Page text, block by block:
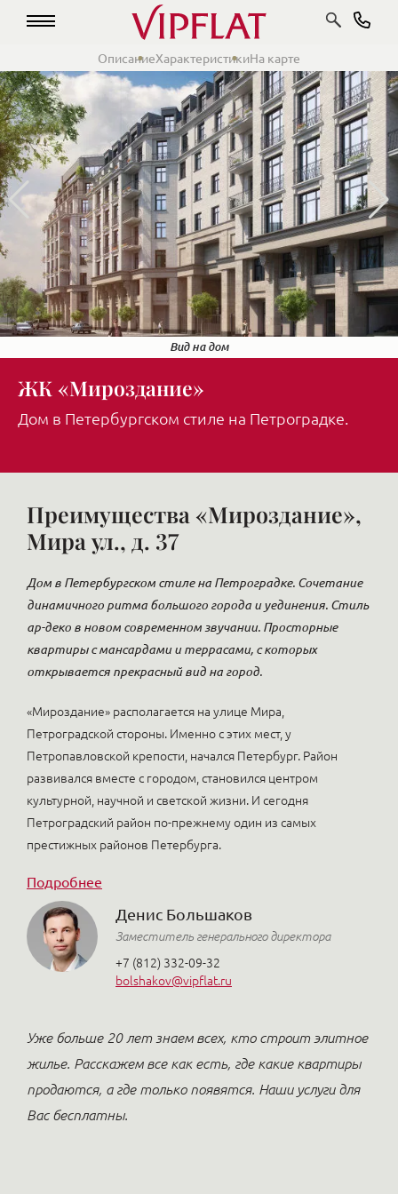
ОписаниеХарактеристикиНа карте
Холл
Вид на дом
Внутренний двор
С высоты птичьего полета
Фасад дома
ЖК «Мироздание»
Дом в Петербургском стиле на Петроградке.
Преимущества «Мироздание»,
Мира ул., д. 37
Дом в Петербургском стиле на Петроградке. Сочетание
динамичного ритма большого города и уединения. Стиль
ар-деко в новом современном звучании. Просторные
квартиры с мансардами и террасами, с которых
открывается прекрасный вид на город.
«Мироздание» располагается на улице Мира,
Петроградской стороны. Именно с этих мест, у
Петропавловской крепости, начался Петербург. Район
развивался вместе с городом, становился центром
культурной, научной и светской жизни. И сегодня
Петроградский район по-прежнему один из самых
престижных районов Петербурга.
Подробнее
Денис Большаков
Заместитель генерального директора
+7 (812) 332-09-32
bolshakov@vipflat.ru
Уже больше 20 лет знаем всех, кто строит элитное
жилье. Расскажем все как есть, где какие квартиры
продаются, а где только появятся. Наши услуги для
Вас бесплатны.